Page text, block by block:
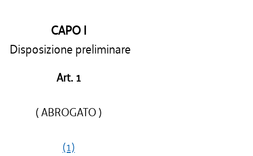
CAPO I
Disposizione preliminare
Art. 1
( ABROGATO )
(1)